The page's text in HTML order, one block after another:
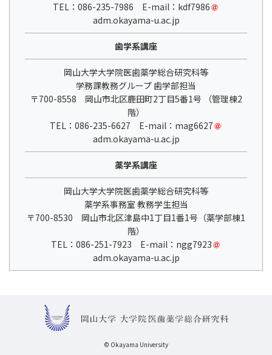
TEL：086-235-7986 E-mail：kdf7986
adm.okayama-u.ac.jp
歯学系講座
岡山大学大学院医歯薬学総合研究科等
学務課教務グループ 歯学部担当
〒700-8558 岡山市北区鹿田町2丁目5番1号 （管理棟2
階）
TEL：086-235-6627 E-mail：mag6627
adm.okayama-u.ac.jp
薬学系講座
岡山大学大学院医歯薬学総合研究科等
薬学系事務室 教務学生担当
〒700-8530 岡山市北区津島中1丁目1番1号（薬学部棟1
階）
TEL：086-251-7923 E-mail：ngg7923
adm.okayama-u.ac.jp
© Okayama University